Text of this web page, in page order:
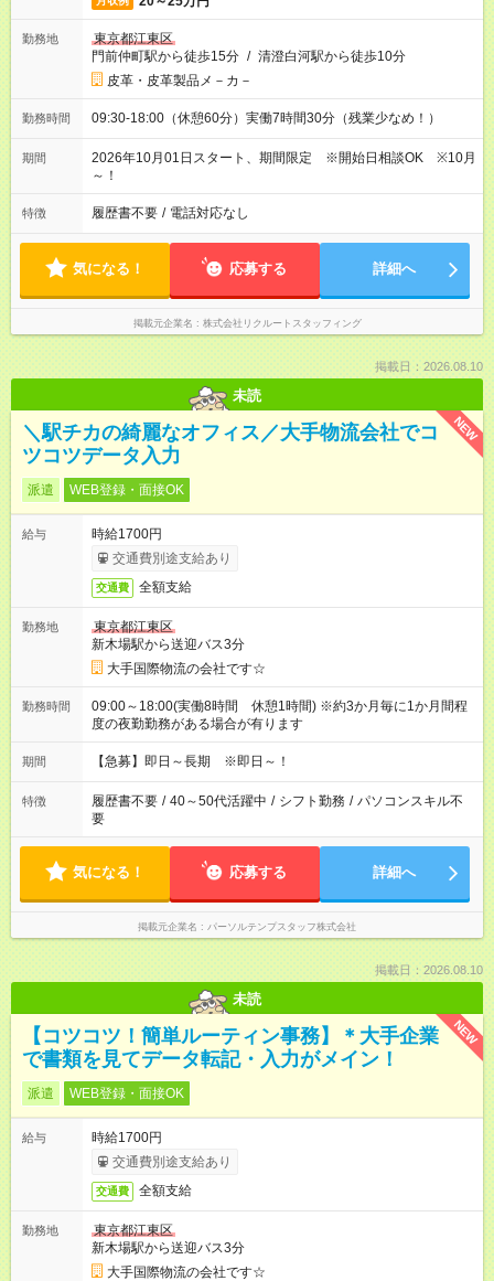
勤務地
東京都江東区
門前仲町駅から徒歩15分 / 清澄白河駅から徒歩10分
皮革・皮革製品メ－カ－
勤務時間 09:30-18:00（休憩60分）実働7時間30分（残業少なめ！）
期間
2026年10月01日スタート、期間限定 ※開始日相談OK ※10月
～！
特徴 履歴書不要 / 電話対応なし
気になる！ 応募する 詳細へ
掲載元企業名 株式会社リクルートスタッフィング
掲載日：2026.08.10
未読
NEW
＼駅チカの綺麗なオフィス／大手物流会社でコ
ツコツデータ入力
派遣 WEB登録・面接OK
給与
時給1700円
交通費別途支給あり
交通費 全額支給
勤務地
東京都江東区
新木場駅から送迎バス3分
大手国際物流の会社です☆
勤務時間
09:00～18:00(実働8時間 休憩1時間) ※約3か月毎に1か月間程
度の夜勤勤務がある場合が有ります
期間 【急募】即日～長期 ※即日～！
特徴 履歴書不要 / 40～50代活躍中 / シフト勤務 / パソコンスキル不
要
気になる！ 応募する 詳細へ
掲載元企業名 パーソルテンプスタッフ株式会社
掲載日：2026.08.10
未読
NEW
【コツコツ！簡単ルーティン事務】＊大手企業
で書類を見てデータ転記・入力がメイン！
派遣 WEB登録・面接OK
給与
時給1700円
交通費別途支給あり
交通費 全額支給
勤務地
東京都江東区
新木場駅から送迎バス3分
大手国際物流の会社です☆